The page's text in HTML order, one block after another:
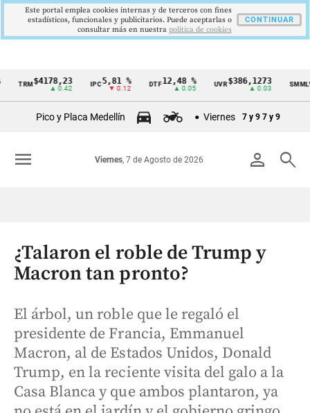
Cintillo
Colombia
TRM$4178,23
▲ 0.42
5,81 %
▼ 0.12
DTF12,48 %
▲ 0.05
UVR$386,1273
▲ 0.03
SMMLV
Pico y Placa Medellín Viernes 7 y 9 7 y 9
person search
Viernes, 7 de Agosto de 2026
menu
¿Talaron el roble de Trump y
Macron tan pronto?
El árbol, un roble que le regaló el
presidente de Francia, Emmanuel
Macron, al de Estados Unidos, Donald
Trump, en la reciente visita del galo a la
Casa Blanca y que ambos plantaron, ya
Este portal emplea cookies internas y de terceros con fines
estadísticos, funcionales y publicitarios. Puede aceptarlas o
consultar más en nuestra politica de cookies
CONTINUAR